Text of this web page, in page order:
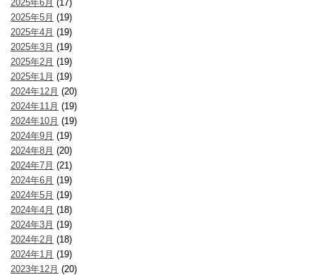
2025年6月 (17)
2025年5月 (19)
2025年4月 (19)
2025年3月 (19)
2025年2月 (19)
2025年1月 (19)
2024年12月 (20)
2024年11月 (19)
2024年10月 (19)
2024年9月 (19)
2024年8月 (20)
2024年7月 (21)
2024年6月 (19)
2024年5月 (19)
2024年4月 (18)
2024年3月 (19)
2024年2月 (18)
2024年1月 (19)
2023年12月 (20)